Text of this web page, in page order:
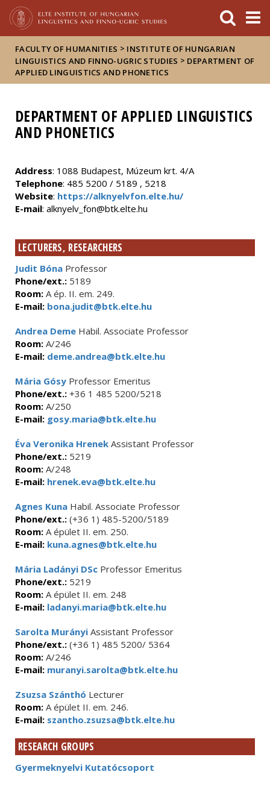
FACULTY OF HUMANITIES > INSTITUTE OF HUNGARIAN
LINGUISTICS AND FINNO-UGRIC STUDIES > DEPARTMENT OF
APPLIED LINGUISTICS AND PHONETICS
DEPARTMENT OF APPLIED LINGUISTICS
AND PHONETICS
Address: 1088 Budapest, Múzeum krt. 4/A
Telephone: 485 5200 / 5189 , 5218
Website: https://alknyelvfon.elte.hu/
E-mail: alknyelv_fon@btk.elte.hu
LECTURERS, RESEARCHERS
Judit Bóna Professor
Phone/ext.: 5189
Room: A ép. II. em. 249.
E-mail: bona.judit@btk.elte.hu
Andrea Deme Habil. Associate Professor
Room: A/246
E-mail: deme.andrea@btk.elte.hu
Mária Gósy Professor Emeritus
Phone/ext.: +36 1 485 5200/5218
Room: A/250
E-mail: gosy.maria@btk.elte.hu
Éva Veronika Hrenek Assistant Professor
Phone/ext.: 5219
Room: A/248
E-mail: hrenek.eva@btk.elte.hu
Agnes Kuna Habil. Associate Professor
Phone/ext.: (+36 1) 485-5200/5189
Room: A épület II. em. 250.
E-mail: kuna.agnes@btk.elte.hu
Mária Ladányi DSc Professor Emeritus
Phone/ext.: 5219
Room: A épület II. em. 248
E-mail: ladanyi.maria@btk.elte.hu
Sarolta Murányi Assistant Professor
Phone/ext.: (+36 1) 485 5200/ 5364
Room: A/246
E-mail: muranyi.sarolta@btk.elte.hu
Zsuzsa Szánthó Lecturer
Room: A épület II. em. 246.
E-mail: szantho.zsuzsa@btk.elte.hu
RESEARCH GROUPS
Gyermeknyelvi Kutatócsoport